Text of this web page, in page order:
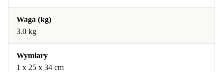
Waga (kg)
3.0 kg
Wymiary
1 x 25 x 34 cm